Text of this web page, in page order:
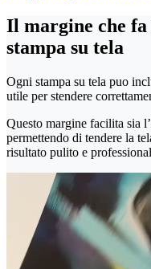
Il margine che
stampa su tela
Ogni stampa su tela puo
utile per stendere
Questo margine facilita sia
permettendo di tendere la
risultato pulito e